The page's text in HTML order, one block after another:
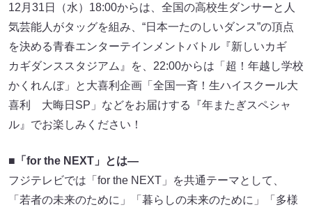
12月31日（水）18:00からは、全国の高校生ダンサーと人
気芸能人がタッグを組み、“日本一たのしいダンス”の頂点
を決める青春エンターテインメントバトル『新しいカギ
カギダンススタジアム』を、22:00からは「超！年越し学校
かくれんぼ」と大喜利企画「全国一斉！生ハイスクール大
喜利 大晦日SP」などをお届けする『年またぎスペシャ
ル』でお楽しみください！
■「for the NEXT」とは―
フジテレビでは「for the NEXT」を共通テーマとして、
「若者の未来のために」「暮らしの未来のために」「多様